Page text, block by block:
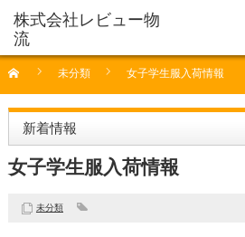
未分類 女子学生服入荷情報
新着情報
女子学生服入荷情報
未分類